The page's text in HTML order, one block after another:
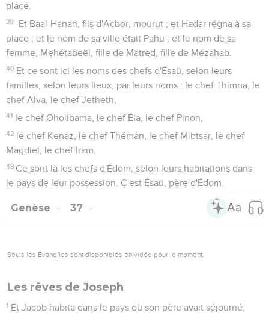
place.
39 -Et Baal-Hanan, fils d'Acbor, mourut ; et Hadar régna à sa
place ; et le nom de sa ville était Pahu ; et le nom de sa
femme, Mehétabeël, fille de Matred, fille de Mézahab.
40 Et ce sont ici les noms des chefs d'Ésaü, selon leurs
familles, selon leurs lieux, par leurs noms : le chef Thimna, le
chef Alva, le chef Jetheth,
41 le chef Oholibama, le chef Éla, le chef Pinon,
42 le chef Kenaz, le chef Théman, le chef Mibtsar, le chef
Magdiel, le chef Iram.
43 Ce sont là les chefs d'Édom, selon leurs habitations dans
le pays de leur possession. C'est Ésaü, père d'Édom.
Genèse 37
Seuls les Évangiles sont disponibles en vidéo pour le moment.
Les rêves de Joseph
1 Et Jacob habita dans le pays où son père avait séjourné,